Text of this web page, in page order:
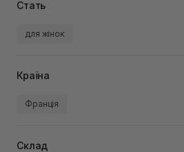
Стать
для жінок
Країна
Франція
Склад